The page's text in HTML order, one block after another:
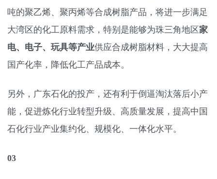
吨的聚乙烯、聚丙烯等合成树脂产品，将进一步满足
大湾区的化工原料需求，特别是能够为珠三角地区家
电、电子、玩具等产业供应合成树脂材料，大大提高
国产化率，降低化工产品成本。
另外，广东石化的投产，还有利于倒逼淘汰落后小产
能，促进炼化行业转型升级、高质量发展，提高中国
石化行业产业集约化、规模化、一体化水平。
03